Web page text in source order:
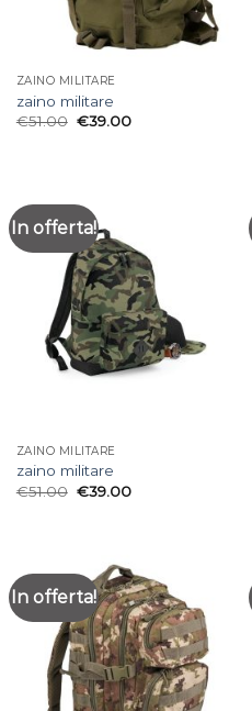
ZAINO MILITARE
zaino militare
€51.00 €39.00
In offerta!
ZAINO MILITARE
zaino militare
€51.00 €39.00
In offerta!